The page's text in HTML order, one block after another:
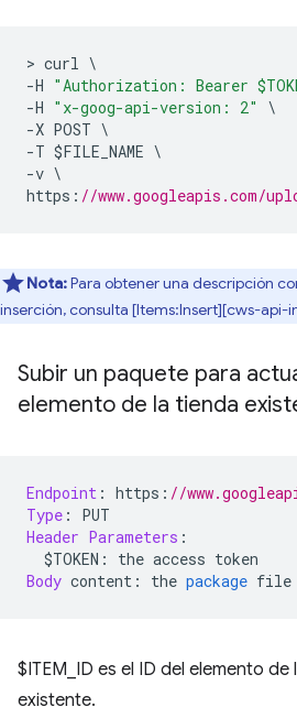
> curl \
-H "Authorization: Bearer
-H "x-goog-api-version: 2"
\
-X POST \
-T $FILE_NAME \
-v \
https : //www.googleapis.com/
Nota:Para obtener una descripción
inserción, consulta [Items:Insert][cws-api-
Subir un paquete para
elemento de la tienda
Endpoint : https : //
Type :
PUT
Header Parameters :
$TOKEN :
the access token
Body content : the package file
$ITEM_ID es el ID del elemento de
existente.